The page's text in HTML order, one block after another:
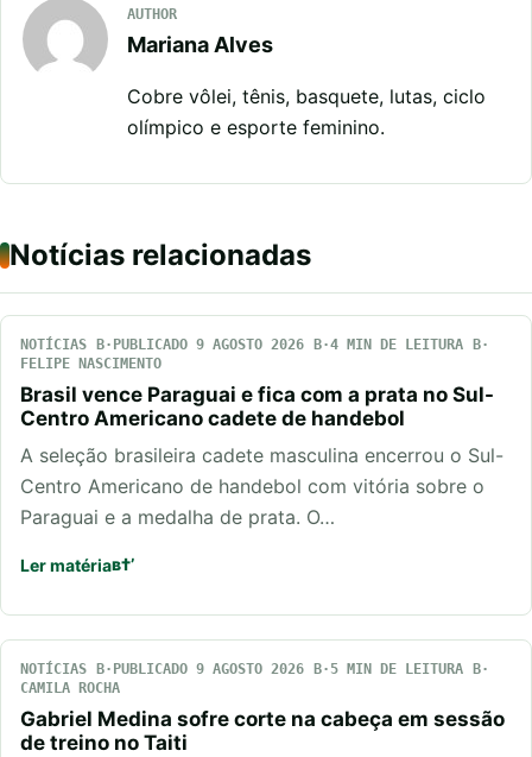
AUTHOR
Mariana Alves
Cobre vôlei, tênis, basquete, lutas, ciclo
olímpico e esporte feminino.
Notícias relacionadas
NOTÍCIAS PUBLICADO 9 AGOSTO 2026
4 MIN DE LEITURA
FELIPE NASCIMENTO
Brasil vence Paraguai e fica com a prata no Sul-
Centro Americano cadete de handebol
A seleção brasileira cadete masculina encerrou o Sul-
Centro Americano de handebol com vitória sobre o
Paraguai e a medalha de prata. O…
Ler matéria
NOTÍCIAS PUBLICADO 9 AGOSTO 2026
5 MIN DE LEITURA
CAMILA ROCHA
Gabriel Medina sofre corte na cabeça em sessão
de treino no Taiti